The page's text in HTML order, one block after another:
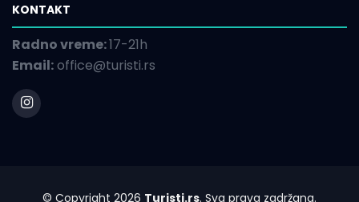
KONTAKT
Radno vreme:17-21h
Email:office@turisti.rs
© Copyright 2026 Turisti.rs. Sva prava zadržana.